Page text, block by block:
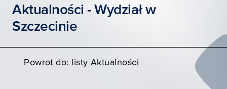
STUDIA I SZKOLENIA
WSPÓŁPRACA
Aktualności - Wydział w
Szczecinie
Powrot do: listy Aktualności